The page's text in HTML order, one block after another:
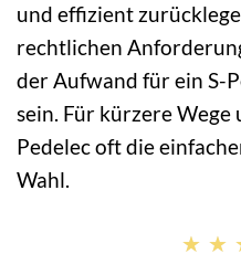
und effizient
rechtlichen
der Aufwand für ein S-
sein. Für kürzere
Pedelec oft die
Wahl.